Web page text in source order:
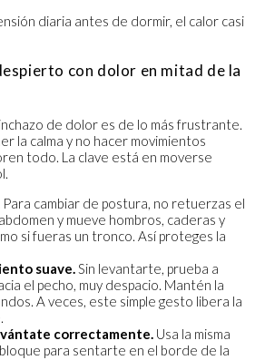
diaria antes de dormir, el calor casi
con dolor en mitad de la
de dolor es de lo más frustrante.
la calma y no hacer movimientos
todo. La clave está en moverse
Para cambiar de postura, no retuerzas el
y mueve hombros, caderas y
si fueras un tronco. Así proteges la
suave. Sin levantarte, prueba a
el pecho, muy despacio. Mantén la
A veces, este simple gesto libera la
correctamente. Usa la misma
para sentarte en el borde de la